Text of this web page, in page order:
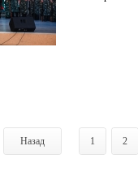
Назад 1 2